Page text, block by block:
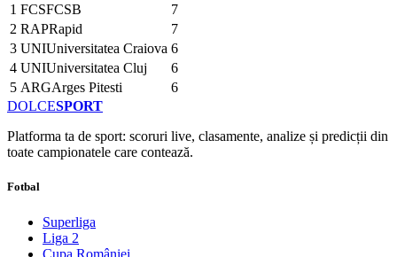
1 FCSFCSB
7
2 RAPRapid
7
3 UNIUniversitatea Craiova 6
4 UNIUniversitatea Cluj
6
5 ARGArges Pitesti
6
DOLCESPORT
Platforma ta de sport: scoruri live, clasamente, analize și predicții din
toate campionatele care contează.
Fotbal
Superliga
Liga 2
Cupa României